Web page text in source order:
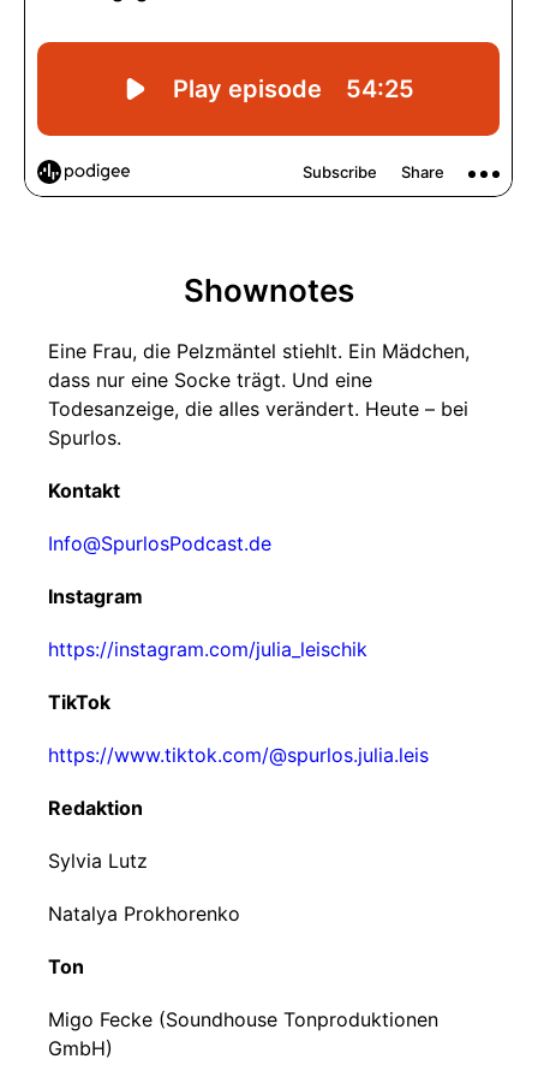
Shownotes
Eine Frau, die Pelzmäntel stiehlt. Ein Mädchen,
dass nur eine Socke trägt. Und eine
Todesanzeige, die alles verändert. Heute – bei
Spurlos.
Kontakt
Info@SpurlosPodcast.de
Instagram
https://instagram.com/julia_leischik
TikTok
https://www.tiktok.com/@spurlos.julia.leis
Redaktion
Sylvia Lutz
Natalya Prokhorenko
Ton
Migo Fecke (Soundhouse Tonproduktionen
GmbH)